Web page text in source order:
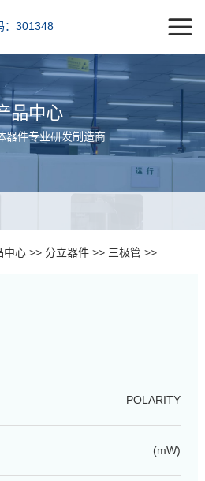
：301348
品中心
器件专业研发制造商
中心 >> 分立器件 >> 三极管 >>
POLARITY
(mW)